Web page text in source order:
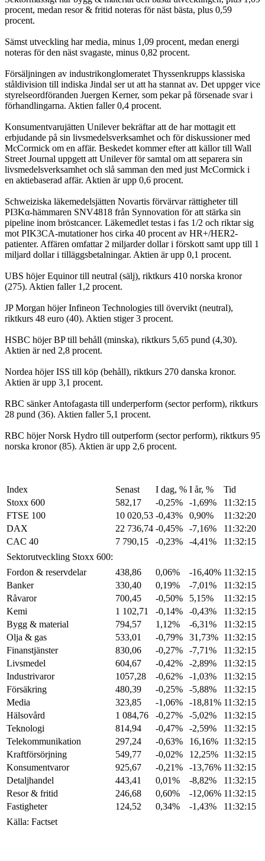
procent, medan resor & fritid noteras för näst bästa, plus 0,59
procent.
Sämst utveckling har media, minus 1,09 procent, medan energi
noteras för den näst svagaste, minus 0,82 procent.
Försäljningen av industrikonglomeratet Thyssenkrupps klassiska
ståldivision till indiska Jindal ser ut att ha stannat av. Det uppger vice
styrelseordföranden Juergen Kerner, som pekar på försenade svar i
förhandlingarna. Aktien faller 0,4 procent.
Konsumentvarujätten Unilever bekräftar att de har mottagit ett
erbjudande på sin livsmedelsverksamhet och för diskussioner med
McCormick om en affär. Beskedet kommer efter att källor till Wall
Street Journal uppgett att Unilever för samtal om att separera sin
livsmedelsverksamhet och slå samman den med just McCormick i
en aktiebaserad affär. Aktien är upp 0,6 procent.
Schweiziska läkemedelsjätten Novartis förvärvar rättigheter till
PI3Kα-hämmaren SNV4818 från Synnovation för att stärka sin
pipeline inom bröstcancer. Läkemedlet testas i fas 1/2 och riktar sig
mot PIK3CA-mutationer hos cirka 40 procent av HR+/HER2-
patienter. Affären omfattar 2 miljarder dollar i förskott samt upp till 1
miljard dollar i tilläggsbetalningar. Aktien är upp 0,1 procent.
UBS höjer Equinor till neutral (sälj), riktkurs 410 norska kronor
(275). Aktien faller 1,2 procent.
JP Morgan höjer Infineon Technologies till övervikt (neutral),
riktkurs 48 euro (40). Aktien stiger 3 procent.
HSBC höjer BP till behåll (minska), riktkurs 5,65 pund (4,30).
Aktien är ned 2,8 procent.
Nordea höjer ISS till köp (behåll), riktkurs 270 danska kronor.
Aktien är upp 3,1 procent.
RBC sänker Antofagasta till underperform (sector perform), riktkurs
28 pund (36). Aktien faller 5,1 procent.
RBC höjer Norsk Hydro till outperform (sector perform), riktkurs 95
norska kronor (85). Aktien är upp 2,6 procent.
Index Senast I dag, % I år, %
Tid
Stoxx 600
582,17 -0,25% -1,69%
11:32:15
FTSE 100
10 020,53 -0,43% 0,90%
11:32:20
DAX
22 736,74 -0,45% -7,16%
11:32:20
CAC 40
7 790,15 -0,23% -4,41%
11:32:15
Sektorutveckling Stoxx 600:
Fordon & reservdelar
438,86 0,06% -16,40% 11:32:15
Banker
330,40 0,19% -7,01%
11:32:15
Råvaror
700,45 -0,50% 5,15%
11:32:15
Kemi
1 102,71 -0,14% -0,43%
11:32:15
Bygg & material
794,57 1,12% -6,31%
11:32:15
Olja & gas
533,01 -0,79% 31,73% 11:32:15
Finanstjänster
830,06 -0,27% -7,71%
11:32:15
Livsmedel
604,67 -0,42% -2,89%
11:32:15
Industrivaror
1057,28 -0,62% -1,03%
11:32:15
Försäkring
480,39 -0,25% -5,88%
11:32:15
Media
323,85 -1,06% -18,81% 11:32:15
Hälsovård
1 084,76 -0,27% -5,02%
11:32:15
Teknologi
814,94 -0,47% -2,59%
11:32:15
Telekommunikation
297,24 -0,63% 16,16% 11:32:15
Kraftförsörjning
549,77 -0,02% 12,25% 11:32:15
Konsumentvaror
925,67 -0,21% -13,76% 11:32:15
Detaljhandel
443,41 0,01% -8,82%
11:32:15
Resor & fritid
246,68 0,60% -12,06% 11:32:15
Fastigheter
124,52 0,34% -1,43%
11:32:15
Källa: Factset